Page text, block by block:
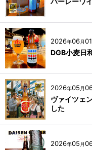
2026年06月01
DGB小麦日
2026年05 月
ヴァイツェ
した
2026年05 月